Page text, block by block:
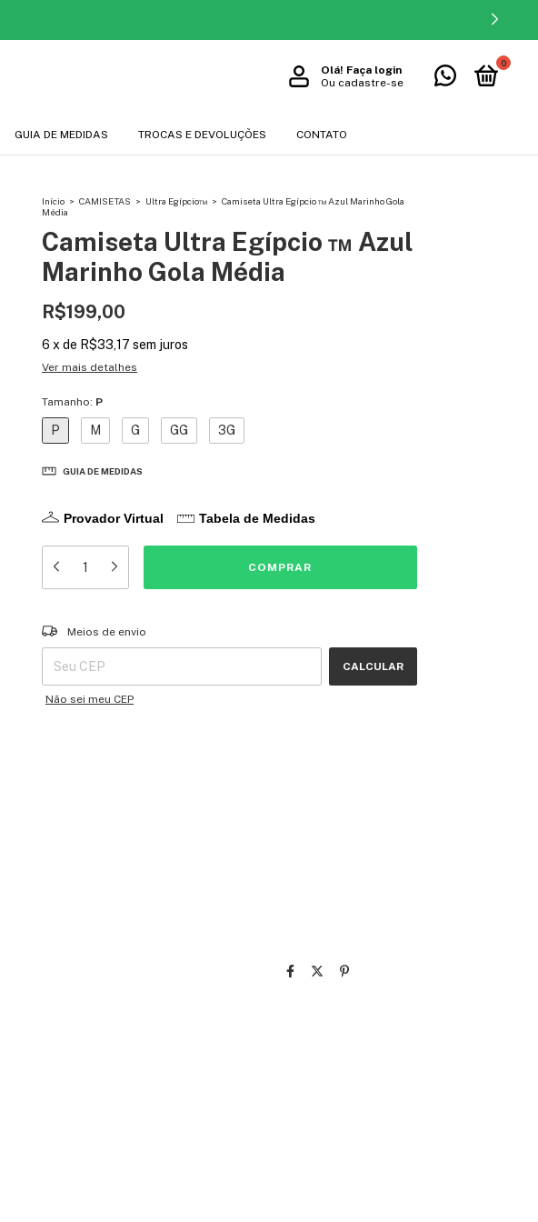
Olá! Faça login
Ou cadastre-se
0
GUIA DE MEDIDAS TROCAS E DEVOLUÇÕES CONTATO
Início > CAMISETAS > Ultra Egípcio™ > Camiseta Ultra Egípcio ™ Azul Marinho Gola
Média
Camiseta Ultra Egípcio ™ Azul
Marinho Gola Média
R$199,00
6 x de R$33,17 sem juros
Ver mais detalhes
Tamanho: P
P M G GG 3G
GUIA DE MEDIDAS
Provador Virtual Tabela de Medidas
Entregas para o CEP:
Meios de envio
CALCULAR
Não sei meu CEP